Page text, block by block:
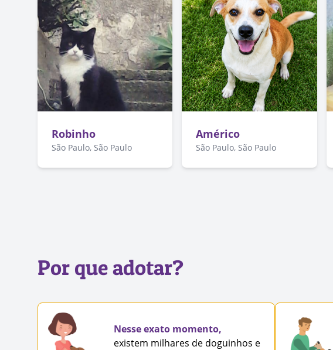
Robinho
São Paulo, São Paulo
Américo
São Paulo, São Paulo
Por que adotar?
Nesse exato momento,
existem milhares de doguinhos e